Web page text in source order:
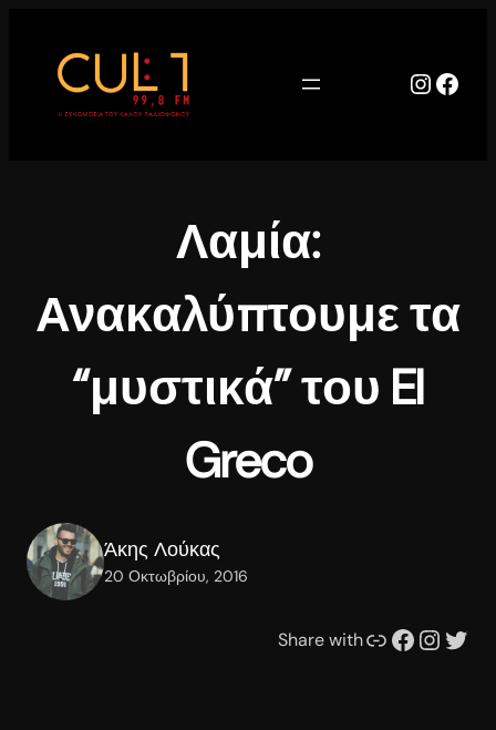
περιεχόμενο
Λαμία:
Ανακαλύπτουμε τα
“μυστικά” του El
Greco
Άκης Λούκας
20 Οκτωβρίου, 2016
Share withΣυνδέσμου Facebook Instagram Twitter